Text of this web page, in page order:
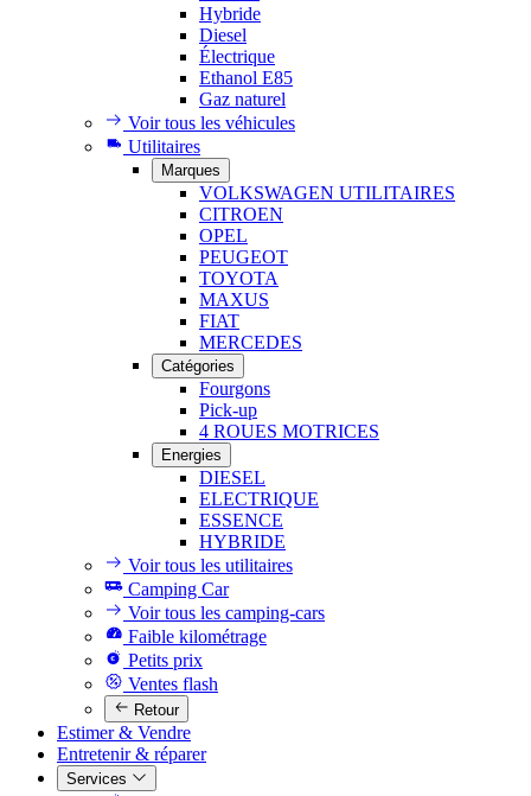
Hybride
Diesel
Électrique
Ethanol E85
Gaz naturel
Voir tous les véhicules
Utilitaires
Marques
VOLKSWAGEN UTILITAIRES
CITROEN
OPEL
PEUGEOT
TOYOTA
MAXUS
FIAT
MERCEDES
Catégories
Fourgons
Pick-up
4 ROUES MOTRICES
Energies
DIESEL
ELECTRIQUE
ESSENCE
HYBRIDE
Voir tous les utilitaires
Camping Car
Voir tous les camping-cars
Faible kilométrage
Petits prix
Ventes flash
Retour
Estimer & Vendre
Entretenir & réparer
Services